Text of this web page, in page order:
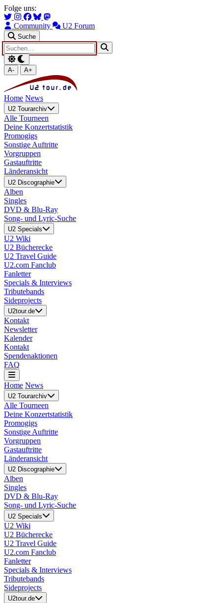
Zum Hauptinhalt springen
Zur Navigation springen
Folge uns:
Community U2 Forum
Suche
A- A+
Home News
U2 Tourarchiv
Alle Tourneen
Deine Konzertstatistik
Promogigs
Sonstige Auftritte
Vorgruppen
Gastauftritte
Länderansicht
U2 Discographie
Alben
Singles
DVD & Blu-Ray
Song- und Lyric-Suche
U2 Specials
U2 Wiki
U2 Bücherecke
U2 Travel Guide
U2.com Fanclub
Fanletter
Specials & Interviews
Tributebands
Sideprojects
U2tour.de
Kontakt
Newsletter
Kalender
Kontakt
Spendenaktionen
FAQ
Home News
U2 Tourarchiv
Alle Tourneen
Deine Konzertstatistik
Promogigs
Sonstige Auftritte
Vorgruppen
Gastauftritte
Länderansicht
U2 Discographie
Alben
Singles
DVD & Blu-Ray
Song- und Lyric-Suche
U2 Specials
U2 Wiki
U2 Bücherecke
U2 Travel Guide
U2.com Fanclub
Fanletter
Specials & Interviews
Tributebands
Sideprojects
U2tour.de